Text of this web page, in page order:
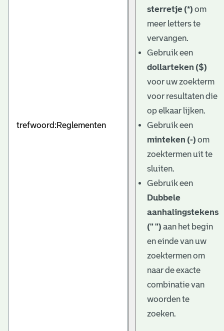
sterretje (*) om
meer letters te
vervangen.
Gebruik een
dollarteken ($)
voor uw zoekterm
voor resultaten die
op elkaar lijken.
Gebruik een
minteken (-) om
zoektermen uit te
sluiten.
Gebruik een
Dubbele
aanhalingstekens
(" ") aan het begin
en einde van uw
zoektermen om
naar de exacte
combinatie van
woorden te
zoeken.